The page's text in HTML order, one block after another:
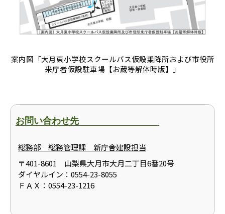
案内図「大月東小学校スクールバス仮設乗降所および市役所
来庁者仮設駐車場【お蔵等解体時版】」
お問い合わせ先
総務部 総務管理課 新庁舎建設担当
〒401-8601 山梨県大月市大月二丁目6番20号
ダイヤルイン：0554-23-8055
ＦＡＸ：0554-23-1216